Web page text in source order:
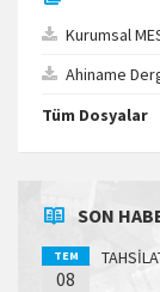
Kurumsal
Ahiname
Tüm Dosyalar
SON
TEM
08